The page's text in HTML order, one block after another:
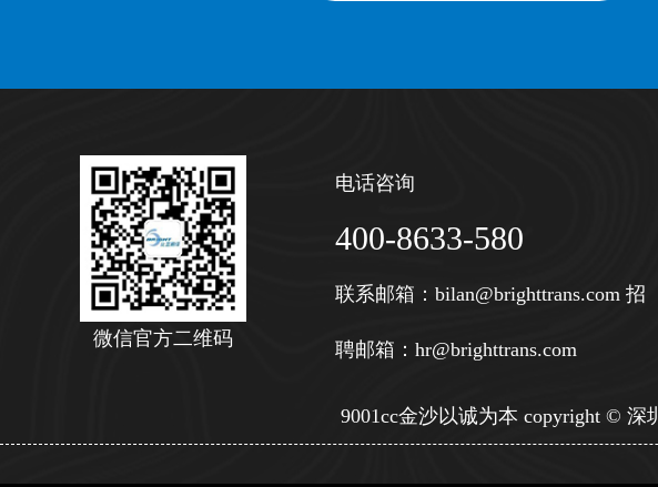
微信官方二维码
电话咨询
400-8633-580
联系邮箱： bilan@brighttrans.com 招
聘邮箱： hr@brighttrans.com
9001cc金沙以诚为本 copyright © 深